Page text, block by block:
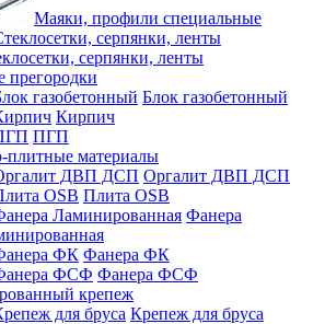
Маяки, профили специальные
серпянки, ленты
прегородки
Блок газобетонный
Кирпич
ПГП
плитные материалы
Оргалит ДВП ДСП
Плита OSB
Фанера
Фанера ФК
Фанера ФСФ
крепеж
Крепеж для бруса